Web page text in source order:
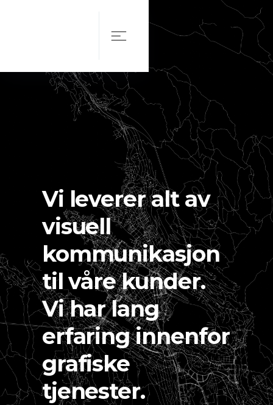
Vi leverer alt av
visuell
kommunikasjon
til våre kunder.
Vi har lang
erfaring innenfor
grafiske
tjenester.